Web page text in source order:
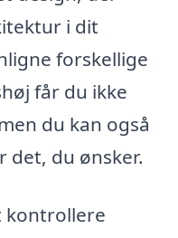
i dit
forskellige
får du ikke
du kan også
det, du ønsker.
kontrollere